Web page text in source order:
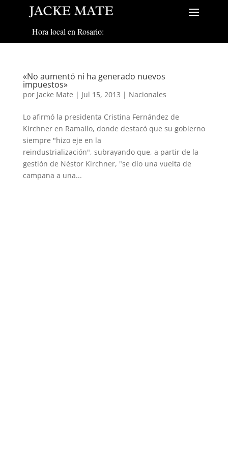
Hora local en Rosario:
«No aumentó ni ha generado nuevos
impuestos»
por Jacke Mate | Jul 15, 2013 | Nacionales
Lo afirmó la presidenta Cristina Fernández de
Kirchner en Ramallo, donde destacó que su gobierno
siempre "hizo eje en la
reindustrialización", subrayando que, a partir de la
gestión de Néstor Kirchner, "se dio una vuelta de
campana a una...